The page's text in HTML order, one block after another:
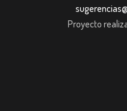
Proyecto